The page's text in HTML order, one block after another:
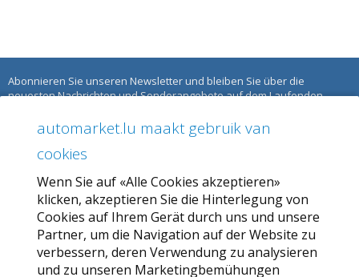
automarket.lu maakt gebruik van
cookies
Wenn Sie auf «Alle Cookies akzeptieren»
klicken, akzeptieren Sie die Hinterlegung von
Cookies auf Ihrem Gerät durch uns und unsere
Partner, um die Navigation auf der Website zu
verbessern, deren Verwendung zu analysieren
und zu unseren Marketingbemühungen
Abonnieren Sie unseren Newsletter und bleiben Sie über die
neuesten Nachrichten und Sonderangebote auf dem Laufenden.
ÜBER AUTOMARKET
Über uns
Unser Angebot
Allgemeine Geschäftsbedingungen
Datenschutzbestimmungen